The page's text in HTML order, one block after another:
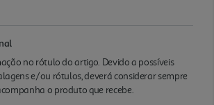
no rótulo do artigo. Devido a possíveis
e/ou rótulos, deverá considerar sempre
o produto que recebe.